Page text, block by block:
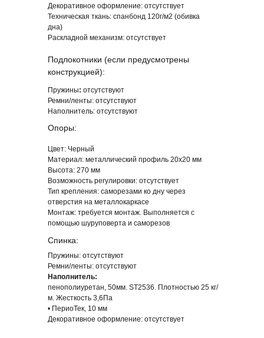
Спинка:
Опоры:
Подлокотники (если предусмотрены
конструкцией):
Пружины: отсутствуют
Ремни/ленты: отсутствуют
Наполнитель:
пенополиуретан, 50мм. ST2536. Плотностью 25 кг/
м. Жесткость 3,6Па
• ПериоТек, 10 мм
Декоративное оформление: отсутствует
Декоративное оформление: отсутствует
Техническая ткань: спанбонд 120г/м2 (обивка
дна)
Раскладной механизм: отсутствует
Цвет: Черный
Материал: металлический профиль 20х20 мм
Высота: 270 мм
Возможность регулировки: отсутствует
Тип крепления: саморезами ко дну через
отверстия на металлокаркасе
Монтаж: требуется монтаж. Выполняется с
помощью шуруповерта и саморезов
Пружины: отсутствуют
Ремни/ленты: отсутствуют
Наполнитель: отсутствуют
ПОХОЖИЕ КОЛЛЕКЦИИ ДИВАНОВ